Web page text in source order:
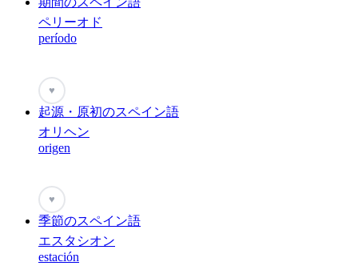
ペリーオド
período
♥
起源・原初のスペイン語
オリヘン
origen
♥
季節のスペイン語
エスタシオン
estación